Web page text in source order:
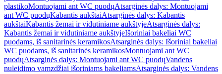
plastikoMontuojami ant WC puodųAtsarginės dalys: Montuojami
ant WC puodųKabantis aukštaiAtsarginės dalys: Kabantis
aukštaiKabantis žemai ir vidutiniame aukštyjeAtsarginės dalys:
Kabantis žemai ir vidutiniame aukštyjeIšoriniai bakeliai WC
puodams, iš sanitarinės keramikosAtsarginės dalys: Išoriniai bakeliai
WC puodams, iš sanitarinės keramikosMontuojami ant WC
puodųAtsarginės dalys: Montuojami ant WC puodųVandens
nuleidimo vamzdžiai išoriniams bakeliamsAtsarginės dalys: Vandens